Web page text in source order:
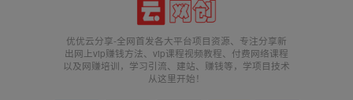
优优云分享-全网首发各大平台项目资源、专注分享新
出网上vip赚钱方法、vip课程视频教程、付费网络课程
以及网赚培训，学习引流、建站、赚钱等，学项目技术
从这里开始！